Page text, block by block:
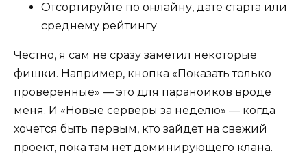
Отсортируйте по онлайну, дате старта или
среднему рейтингу
Честно, я сам не сразу заметил некоторые
фишки. Например, кнопка «Показать только
проверенные» — это для параноиков вроде
меня. И «Новые серверы за неделю» — когда
хочется быть первым, кто зайдет на свежий
проект, пока там нет доминирующего клана.